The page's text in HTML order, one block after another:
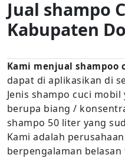
Hidrolik Mobil
Mesin Air
Jual shampo
Kabupaten
Kami menjual shampoo
dapat di aplikasikan di
Jenis shampo cuci
berupa biang /
shampo 50 liter yang
Kami adalah
berpengalaman